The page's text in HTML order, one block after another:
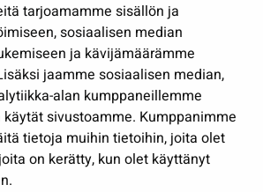
tarjoamamme sisällön ja
sosiaalisen median
ja kävijämäärämme
jaamme sosiaalisen median,
alan kumppaneillemme
sivustoamme. Kumppanimme
tietoja muihin tietoihin, joita olet
on kerätty, kun olet käyttänyt